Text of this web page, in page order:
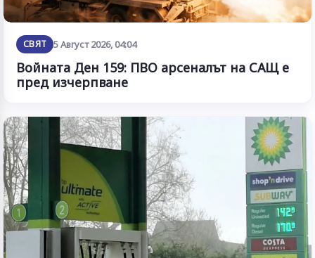
СВЯТ 5 Август 2026, 04:04
Войната Ден 159: ПВО арсеналът на САЩ е
пред изчерпване